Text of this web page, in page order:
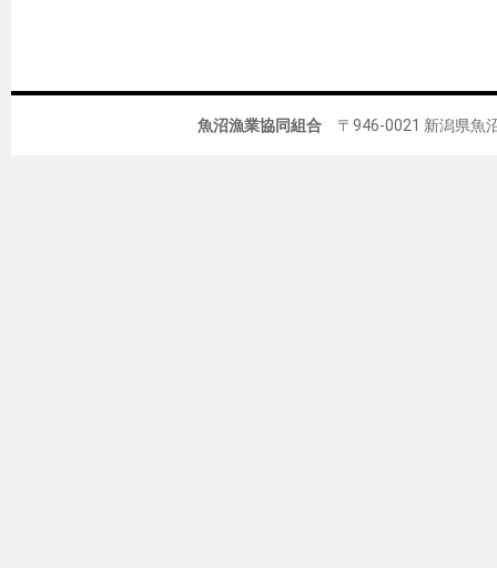
魚沼漁業協同組合 〒946-0021 新潟県魚